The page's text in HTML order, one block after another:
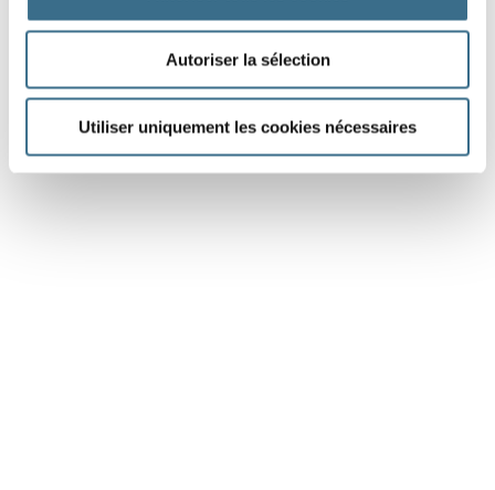
Autoriser la sélection
Utiliser uniquement les cookies nécessaires